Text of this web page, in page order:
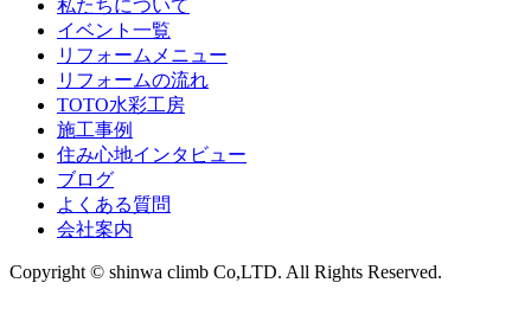
私たちについて
イベント一覧
リフォームメニュー
リフォームの流れ
TOTO水彩工房
施工事例
住み心地インタビュー
ブログ
よくある質問
会社案内
Copyright © shinwa climb Co,LTD. All Rights Reserved.